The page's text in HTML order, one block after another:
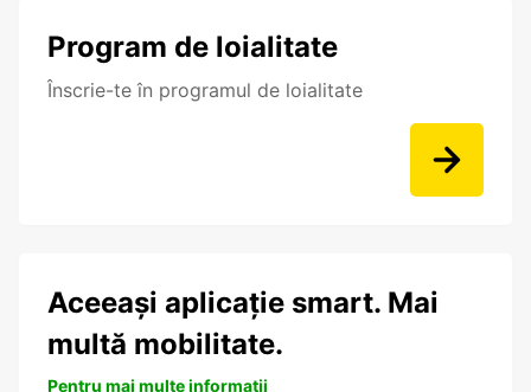
Program de loialitate
Înscrie-te în programul de loialitate
Aceeași aplicație smart. Mai
multă mobilitate.
Pentru mai multe informații